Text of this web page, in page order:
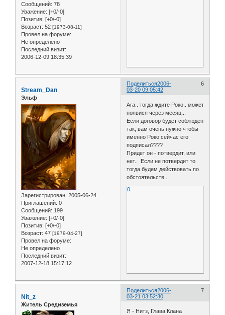
Сообщений: 78
Уважение: [+0/-0]
Позитив: [+0/-0]
Возраст: 52 [1973-08-11]
Провел на форуме:
Не определено
Последний визит:
2006-12-09 18:35:39
Поделиться 6
2006-
03-20 09:05:42
Stream_Dan
Эльф
Зарегистрирован: 2005-06-24
Приглашений: 0
Сообщений: 199
Уважение: [+0/-0]
Позитив: [+0/-0]
Возраст: 47 [1979-04-27]
Провел на форуме:
Не определено
Последний визит:
2007-12-18 15:17:12
Ага.. тогда ждите Роко.. может
появися через месяц...
Если договор будет соблюден
так, вам очень нужно чтобы
именно Роко сейчас его
подписал????
Придет он - потвердит, или
нет.. Если не потвердит то
тогда будем действовать по
обстоятельств..
0
Поделиться 7
2006-
03-21 03:52:30
Nit_z
Житель Средиземья
Я - Нитз, Глава Клана